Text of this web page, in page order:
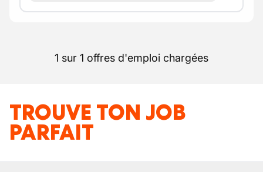
1 sur 1 offres d'emploi chargées
TROUVE TON JOB
PARFAIT